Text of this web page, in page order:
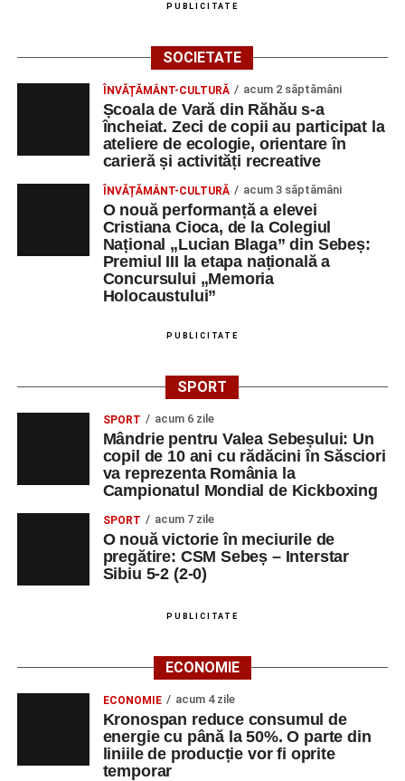
PUBLICITATE
SOCIETATE
ÎNVĂȚĂMÂNT-CULTURĂ acum 2 săptămâni
Școala de Vară din Răhău s-a
încheiat. Zeci de copii au participat la
ateliere de ecologie, orientare în
carieră și activități recreative
ÎNVĂȚĂMÂNT-CULTURĂ acum 3 săptămâni
O nouă performanță a elevei
Cristiana Cioca, de la Colegiul
Național „Lucian Blaga” din Sebeș:
Premiul III la etapa națională a
Concursului „Memoria
Holocaustului”
PUBLICITATE
SPORT
SPORT acum 6 zile
Mândrie pentru Valea Sebeșului: Un
copil de 10 ani cu rădăcini în Săsciori
va reprezenta România la
Campionatul Mondial de Kickboxing
SPORT acum 7 zile
O nouă victorie în meciurile de
pregătire: CSM Sebeș – Interstar
Sibiu 5-2 (2-0)
PUBLICITATE
ECONOMIE
ECONOMIE acum 4 zile
Kronospan reduce consumul de
energie cu până la 50%. O parte din
liniile de producție vor fi oprite
temporar